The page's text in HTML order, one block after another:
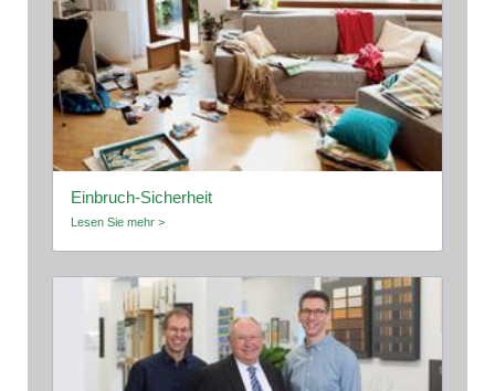
Einbruch-Sicherheit
Lesen Sie mehr >